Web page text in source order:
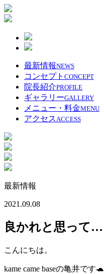
最新情報NEWS
コンセプト CONCEPT
院長紹介PROFILE
ギャラリーGALLERY
メニュー・料金MENU
アクセスACCESS
最新情報
2021.09.08
良かれと思って…
こんにちは。
kame came baseの亀井です🐢